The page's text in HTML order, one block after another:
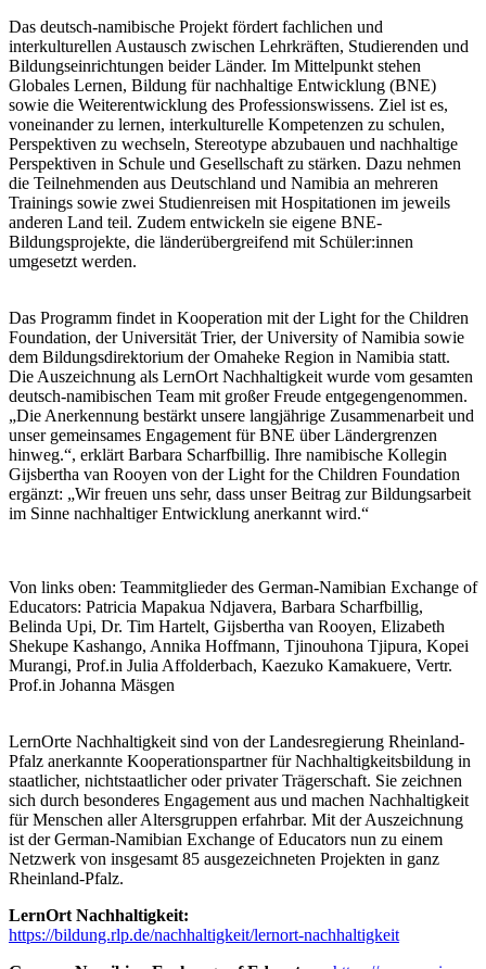
Das deutsch-namibische Projekt fördert fachlichen und
interkulturellen Austausch zwischen Lehrkräften, Studierenden und
Bildungseinrichtungen beider Länder. Im Mittelpunkt stehen
Globales Lernen, Bildung für nachhaltige Entwicklung (BNE)
sowie die Weiterentwicklung des Professionswissens. Ziel ist es,
voneinander zu lernen, interkulturelle Kompetenzen zu schulen,
Perspektiven zu wechseln, Stereotype abzubauen und nachhaltige
Perspektiven in Schule und Gesellschaft zu stärken. Dazu nehmen
die Teilnehmenden aus Deutschland und Namibia an mehreren
Trainings sowie zwei Studienreisen mit Hospitationen im jeweils
anderen Land teil. Zudem entwickeln sie eigene BNE-
Bildungsprojekte, die länderübergreifend mit Schüler:innen
umgesetzt werden.
Das Programm findet in Kooperation mit der Light for the Children
Foundation, der Universität Trier, der University of Namibia sowie
dem Bildungsdirektorium der Omaheke Region in Namibia statt.
Die Auszeichnung als LernOrt Nachhaltigkeit wurde vom gesamten
deutsch-namibischen Team mit großer Freude entgegengenommen.
„Die Anerkennung bestärkt unsere langjährige Zusammenarbeit und
unser gemeinsames Engagement für BNE über Ländergrenzen
hinweg.“, erklärt Barbara Scharfbillig. Ihre namibische Kollegin
Gijsbertha van Rooyen von der Light for the Children Foundation
ergänzt: „Wir freuen uns sehr, dass unser Beitrag zur Bildungsarbeit
im Sinne nachhaltiger Entwicklung anerkannt wird.“
Von links oben: Teammitglieder des German-Namibian Exchange of
Educators: Patricia Mapakua Ndjavera, Barbara Scharfbillig,
Belinda Upi, Dr. Tim Hartelt, Gijsbertha van Rooyen, Elizabeth
Shekupe Kashango, Annika Hoffmann, Tjinouhona Tjipura, Kopei
Murangi, Prof.in Julia Affolderbach, Kaezuko Kamakuere, Vertr.
Prof.in Johanna Mäsgen
LernOrte Nachhaltigkeit sind von der Landesregierung Rheinland-
Pfalz anerkannte Kooperationspartner für Nachhaltigkeitsbildung in
staatlicher, nichtstaatlicher oder privater Trägerschaft. Sie zeichnen
sich durch besonderes Engagement aus und machen Nachhaltigkeit
für Menschen aller Altersgruppen erfahrbar. Mit der Auszeichnung
ist der German-Namibian Exchange of Educators nun zu einem
Netzwerk von insgesamt 85 ausgezeichneten Projekten in ganz
Rheinland-Pfalz.
LernOrt Nachhaltigkeit:
https://bildung.rlp.de/nachhaltigkeit/lernort-nachhaltigkeit